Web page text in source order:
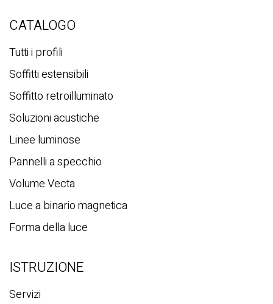
r
a
CATALOGO
Tutti i profili
Soffitti estensibili
Soffitto retroilluminato
Soluzioni acustiche
Linee luminose
Pannelli a specchio
Volume Vecta
Luce a binario magnetica
Forma della luce
ISTRUZIONE
Servizi